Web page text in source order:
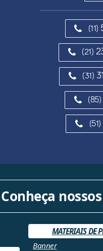
(11)
(21)
(31)
(85)
(51)
Conheça
MATERIAIS DE
Banner